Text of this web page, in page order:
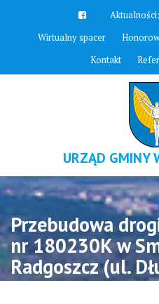
Aktualności:
Wirtualny spacer
Kontakt
URZĄD GMINY
Przebudowa
nr 180230K w
Radgoszcz (ul.